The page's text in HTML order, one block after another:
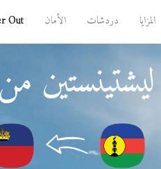
المزايا دردشات الأمان Out